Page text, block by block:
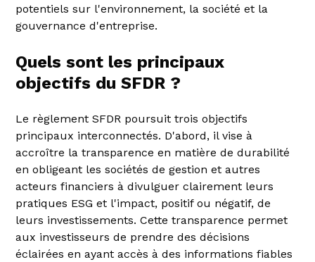
potentiels sur l'environnement, la société et la
gouvernance d'entreprise.
Quels sont les principaux
objectifs du SFDR ?
Le règlement SFDR poursuit trois objectifs
principaux interconnectés. D'abord, il vise à
accroître la transparence en matière de durabilité
en obligeant les sociétés de gestion et autres
acteurs financiers à divulguer clairement leurs
pratiques ESG et l'impact, positif ou négatif, de
leurs investissements. Cette transparence permet
aux investisseurs de prendre des décisions
éclairées en ayant accès à des informations fiables